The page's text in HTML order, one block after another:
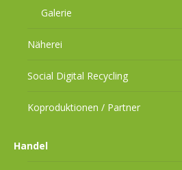
Galerie
Näherei
Social Digital Recycling
Koproduktionen / Partner
Handel